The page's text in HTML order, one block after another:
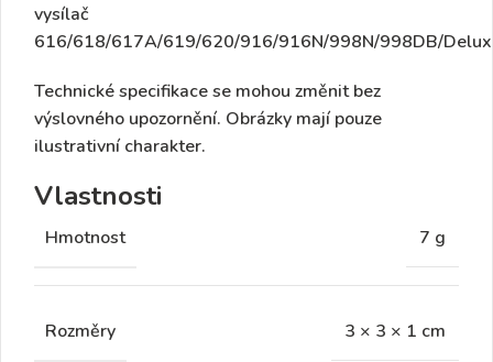
vysílač
616/618/617A/619/620/916/916N/998N/998DB/
Technické specifikace se mohou změnit bez
výslovného upozornění. Obrázky mají pouze
ilustrativní charakter.
Vlastnosti
Hmotnost 7 g
Rozměry 3 × 3 × 1 cm